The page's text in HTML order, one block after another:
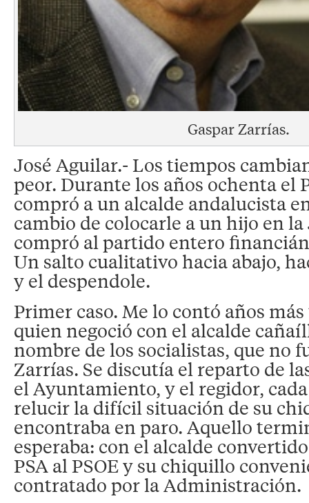
Gaspar Zarrías.
José Aguilar.- Los tiempos
peor. Durante los años ochenta el
compró a un alcalde andalucista
cambio de colocarle a un hijo en
compró al partido entero
Un salto cualitativo hacia abajo,
y el despendole.
Primer caso. Me lo contó años
quien negoció con el alcalde
nombre de los socialistas, que no
Zarrías. Se discutía el reparto de
el Ayuntamiento, y el regidor, cada
relucir la difícil situación de su
encontraba en paro. Aquello
esperaba: con el alcalde
PSA al PSOE y su chiquillo
contratado por la Administración.